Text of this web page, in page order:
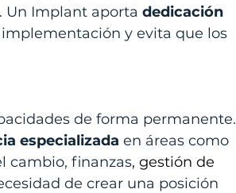
Un Implant aporta dedicación
y evita que los
de forma permanente.
especializada en áreas como
cambio, finanzas, gestión de
de crear una posición